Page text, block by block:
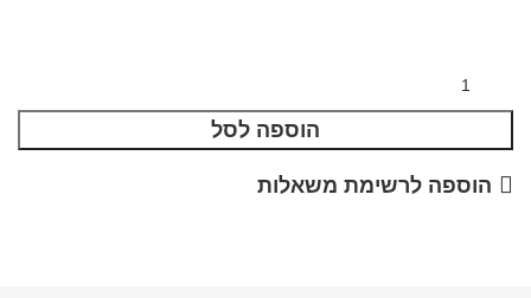
הוספה לסל
הוספה לרשימת משאלות